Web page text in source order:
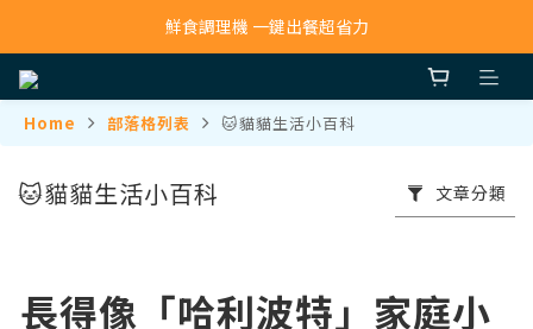
寵物吸毛機 吸毛清淨抗敏一次搞定
鮮食調理機 一鍵出餐超省力
Home 部落格列表 🐱貓貓生活小百科
🐱貓貓生活小百科 文章分類
長得像「哈利波特」家庭小